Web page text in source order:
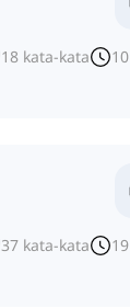
18 kata-kata 10
37 kata-kata 19